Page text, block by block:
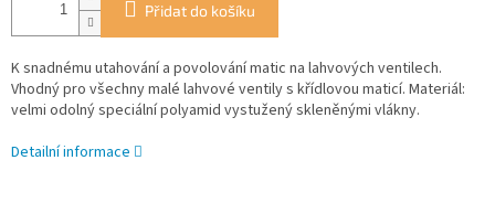
Přidat do košíku
K snadnému utahování a povolování matic na lahvových ventilech.
Vhodný pro všechny malé lahvové ventily s křídlovou maticí. Materiál:
velmi odolný speciální polyamid vystužený skleněnými vlákny.
Detailní informace